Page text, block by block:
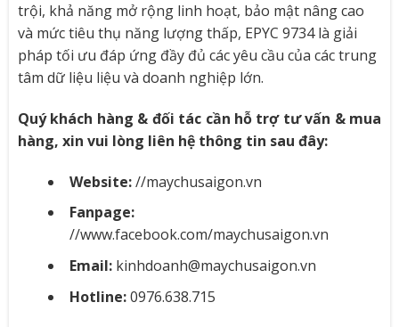
trội, khả năng mở rộng linh hoạt, bảo mật nâng cao
và mức tiêu thụ năng lượng thấp, EPYC 9734 là giải
pháp tối ưu đáp ứng đầy đủ các yêu cầu của các trung
tâm dữ liệu liệu và doanh nghiệp lớn.
Quý khách hàng & đối tác cần hỗ trợ tư vấn & mua
hàng, xin vui lòng liên hệ thông tin sau đây:
Website://maychusaigon.vn
Fanpage:
//www.facebook.com/maychusaigon.vn
Email: kinhdoanh@maychusaigon.vn
Hotline:0976.638.715